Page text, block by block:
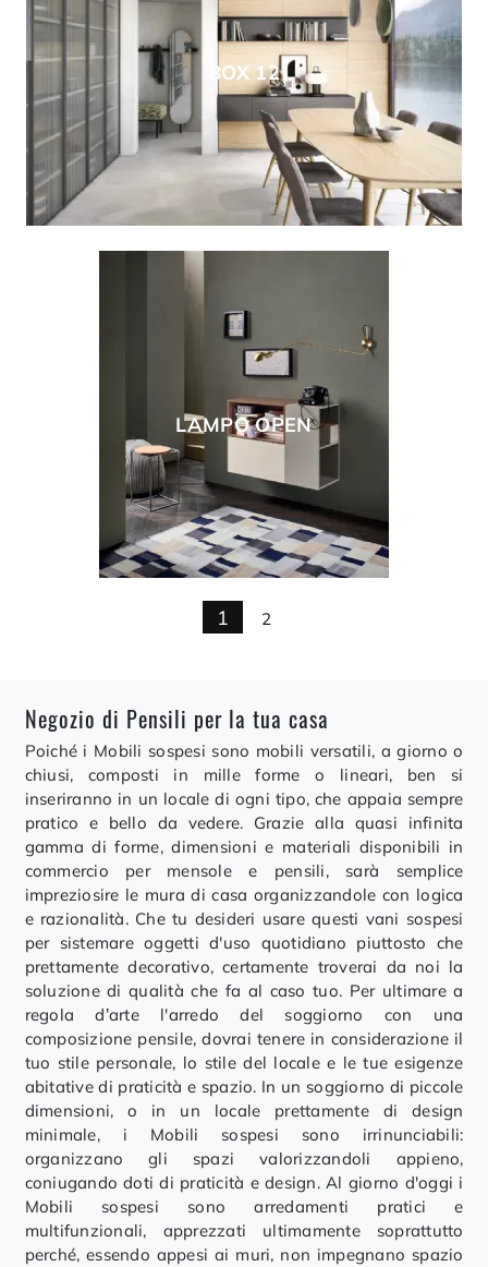
BOX 12
LAMPO OPEN
1 2
Negozio di Pensili per la tua casa
Poiché i Mobili sospesi sono mobili versatili, a giorno o
chiusi, composti in mille forme o lineari, ben si
inseriranno in un locale di ogni tipo, che appaia sempre
pratico e bello da vedere. Grazie alla quasi infinita
gamma di forme, dimensioni e materiali disponibili in
commercio per mensole e pensili, sarà semplice
impreziosire le mura di casa organizzandole con logica
e razionalità. Che tu desideri usare questi vani sospesi
per sistemare oggetti d'uso quotidiano piuttosto che
prettamente decorativo, certamente troverai da noi la
soluzione di qualità che fa al caso tuo. Per ultimare a
regola d’arte l'arredo del soggiorno con una
composizione pensile, dovrai tenere in considerazione il
tuo stile personale, lo stile del locale e le tue esigenze
abitative di praticità e spazio. In un soggiorno di piccole
dimensioni, o in un locale prettamente di design
minimale, i Mobili sospesi sono irrinunciabili:
organizzano gli spazi valorizzandoli appieno,
coniugando doti di praticità e design. Al giorno d'oggi i
Mobili sospesi sono arredamenti pratici e
multifunzionali, apprezzati ultimamente soprattutto
perché, essendo appesi ai muri, non impegnano spazio